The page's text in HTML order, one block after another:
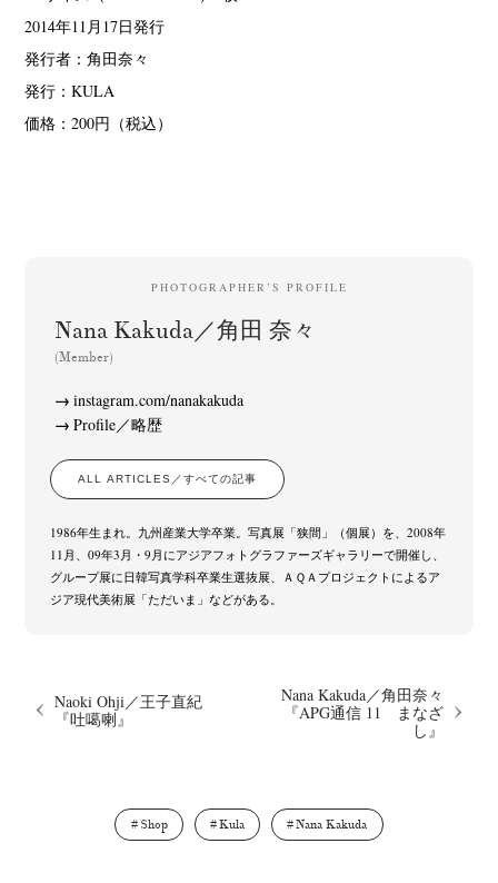
Kazuyuki Kawaguchi (42) Keiko Sasaoka
Kota Kishi Mariko Takahashi
Nana Kakuda Naonori Oshima
(7) photographers' gallery File (16) photographers’ gallery press
Postwar and Shōwa-Era (8) Presence (2) Publication (42) Remembrance
Renchan (21) Review (23) Rintaro Kameoka (32) Shoreline (56)
Special Exhibitions (60) Takuro Yoneda Tomonori Ryu
2014年11月17日発行
発行者：角田奈々
発行：KULA
価格：200円（税込）
PHOTOGRAPHER’S PROFILE
Nana Kakuda／角田 奈々
(Member)
instagram.com/nanakakuda
Profile／略歴
ALL ARTICLES／すべての記事
1986年生まれ。九州産業大学卒業。写真展「狭間」（個展）を、2008年
11月、09年3月・9月にアジアフォトグラファーズギャラリーで開催し、
グループ展に日韓写真学科卒業生選抜展、ＡＱＡプロジェクトによるア
ジア現代美術展「ただいま」などがある。
Naoki Ohji／王子直紀
『吐噶喇』
Nana Kakuda／角田奈々
『APG通信 11 まなざ
し』
Shop Kula Nana Kakuda